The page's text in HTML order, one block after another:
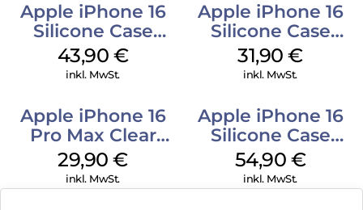
Apple iPhone 16
Silicone Case
MagSafe Plum
43,90 €
inkl. MwSt.
Apple iPhone 16
Silicone Case
MagSafe Fuchsia
31,90€
inkl. MwSt.
Apple iPhone 16
Pro Max Clear
Case MagSafe
Transparent
29,90€
inkl. MwSt.
Apple iPhone 16
Silicone Case
MagSafe Lake
Green
54,90 €
inkl. MwSt.